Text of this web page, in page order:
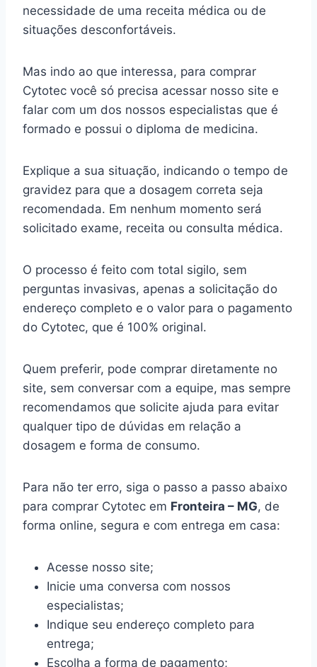
necessidade de uma receita médica ou de
situações desconfortáveis.
Mas indo ao que interessa, para comprar
Cytotec você só precisa acessar nosso site e
falar com um dos nossos especialistas que é
formado e possui o diploma de medicina.
Explique a sua situação, indicando o tempo de
gravidez para que a dosagem correta seja
recomendada. Em nenhum momento será
solicitado exame, receita ou consulta médica.
O processo é feito com total sigilo, sem
perguntas invasivas, apenas a solicitação do
endereço completo e o valor para o pagamento
do Cytotec, que é 100% original.
Quem preferir, pode comprar diretamente no
site, sem conversar com a equipe, mas sempre
recomendamos que solicite ajuda para evitar
qualquer tipo de dúvidas em relação a
dosagem e forma de consumo.
Para não ter erro, siga o passo a passo abaixo
para comprar Cytotec em Fronteira – MG, de
forma online, segura e com entrega em casa:
Acesse nosso site;
Inicie uma conversa com nossos
especialistas;
Indique seu endereço completo para
entrega;
Escolha a forma de pagamento;